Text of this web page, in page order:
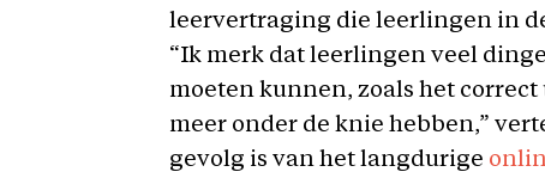
leervertraging die leerlingen in
“Ik merk dat leerlingen veel
moeten kunnen, zoals het
meer onder de knie hebben,”
gevolg is van het langdurige